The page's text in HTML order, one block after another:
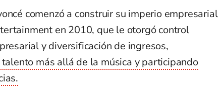
comenzó a construir su imperio empresarial
en 2010, que le otorgó control
y diversificación de ingresos,
más allá de la música y participando